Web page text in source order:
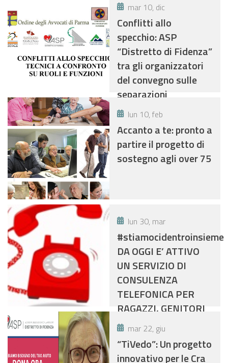
mar 10, dic
Conflitti allo
specchio: ASP
“Distretto di Fidenza”
tra gli organizzatori
del convegno sulle
separazioni
conflittuali
lun 10, feb
Accanto a te: pronto a
partire il progetto di
sostegno agli over 75
lun 30, mar
#stiamocidentroinsieme
DA OGGI E’ ATTIVO
UN SERVIZIO DI
CONSULENZA
TELEFONICA PER
RAGAZZI, GENITORI
E INSEGNANTI.
mar 22, giu
“TiVedo”: Un progetto
innovativo per le Cra